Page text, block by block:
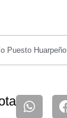
Puesto Huarpeño